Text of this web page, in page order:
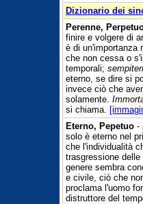
Dizionario dei
Perenne,
finire e volgere di
è di un'importanza
che non cessa o
temporali;
eterno, se dire si
invece ciò che
solamente.
si chiama.
Eterno, Pepetuo -
solo è eterno nel
che l'individualità
trasgressione
genere sembra
e civile, ciò che
proclama l'uomo
distruttore del